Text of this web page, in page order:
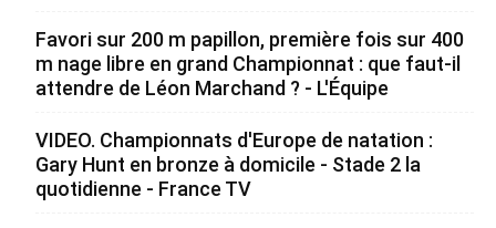
Favori sur 200 m papillon, première fois sur 400
m nage libre en grand Championnat : que faut-il
attendre de Léon Marchand ? - L'Équipe
VIDEO. Championnats d'Europe de natation :
Gary Hunt en bronze à domicile - Stade 2 la
quotidienne - France TV